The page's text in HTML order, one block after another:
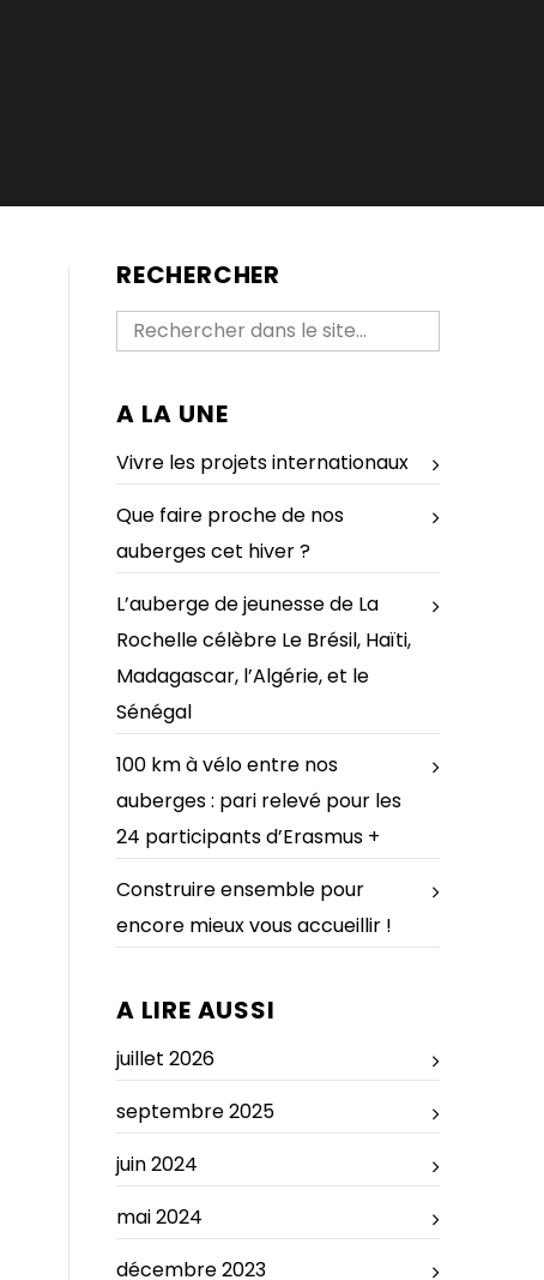
RECHERCHER
A LA UNE
Vivre les projets internationaux
Que faire proche de nos
auberges cet hiver ?
L’auberge de jeunesse de La
Rochelle célèbre Le Brésil, Haïti,
Madagascar, l’Algérie, et le
Sénégal
100 km à vélo entre nos
auberges : pari relevé pour les
24 participants d’Erasmus +
Construire ensemble pour
encore mieux vous accueillir !
A LIRE AUSSI
juillet 2026
septembre 2025
juin 2024
mai 2024
décembre 2023